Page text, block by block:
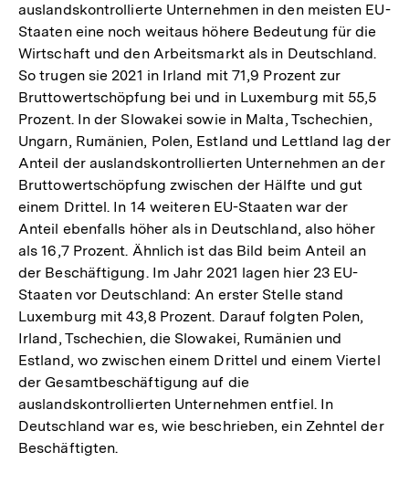
auslandskontrollierte Unternehmen in den meisten EU-
Staaten eine noch weitaus höhere Bedeutung für die
Wirtschaft und den Arbeitsmarkt als in Deutschland.
So trugen sie 2021 in Irland mit 71,9 Prozent zur
Bruttowertschöpfung bei und in Luxemburg mit 55,5
Prozent. In der Slowakei sowie in Malta, Tschechien,
Ungarn, Rumänien, Polen, Estland und Lettland lag der
Anteil der auslandskontrollierten Unternehmen an der
Bruttowertschöpfung zwischen der Hälfte und gut
einem Drittel. In 14 weiteren EU-Staaten war der
Anteil ebenfalls höher als in Deutschland, also höher
als 16,7 Prozent. Ähnlich ist das Bild beim Anteil an
der Beschäftigung. Im Jahr 2021 lagen hier 23 EU-
Staaten vor Deutschland: An erster Stelle stand
Luxemburg mit 43,8 Prozent. Darauf folgten Polen,
Irland, Tschechien, die Slowakei, Rumänien und
Estland, wo zwischen einem Drittel und einem Viertel
der Gesamtbeschäftigung auf die
auslandskontrollierten Unternehmen entfiel. In
Deutschland war es, wie beschrieben, ein Zehntel der
Beschäftigten.